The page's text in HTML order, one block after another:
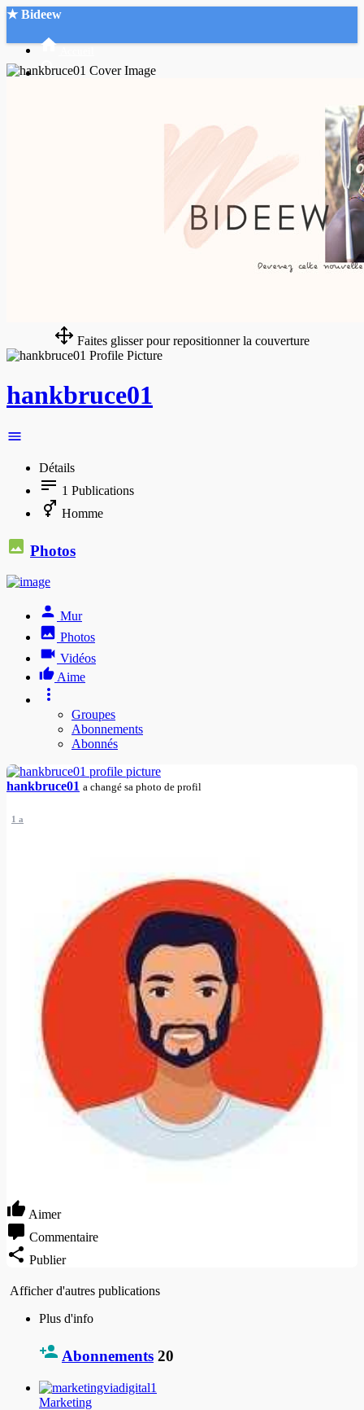
★ Bideew
Faites glisser pour repositionner la couverture
hankbruce01
Détails
1 Publications
Homme
Photos
Mur
Photos
Vidéos
Aime
Groupes
Abonnements
Abonnés
hankbruce01 a changé sa photo de profil
1 a
Aimer
Commentaire
Publier
Afficher d'autres publications
Plus d'info
Abonnements 20
Marketing